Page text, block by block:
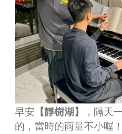
早安 【靜樹湖】
，隔天
的，當時的雨量不小喔